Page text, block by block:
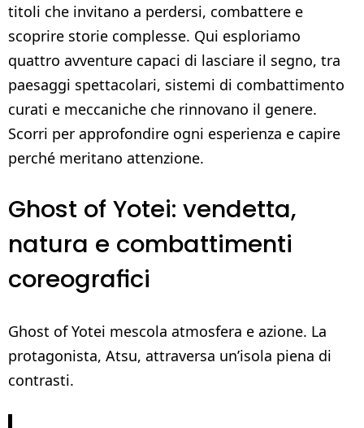
titoli che invitano a perdersi, combattere e
scoprire storie complesse. Qui esploriamo
quattro avventure capaci di lasciare il segno, tra
paesaggi spettacolari, sistemi di combattimento
curati e meccaniche che rinnovano il genere.
Scorri per approfondire ogni esperienza e capire
perché meritano attenzione.
Ghost of Yotei: vendetta,
natura e combattimenti
coreografici
Ghost of Yotei mescola atmosfera e azione. La
protagonista, Atsu, attraversa un’isola piena di
contrasti.